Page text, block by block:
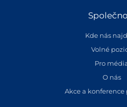
Kde nás
Volné
Pro
O nás
Akce a konference